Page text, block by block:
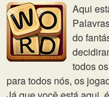
Aqui
do
todos
para todos nós, os